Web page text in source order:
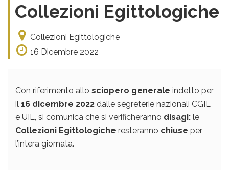
Collezioni Egittologiche
Collezioni Egittologiche
16 Dicembre 2022
Con riferimento allo sciopero generale indetto per
il 16 dicembre 2022 dalle segreterie nazionali CGIL
e UIL, si comunica che si verificheranno disagi: le
Collezioni Egittologiche resteranno chiuse per
l’intera giornata.